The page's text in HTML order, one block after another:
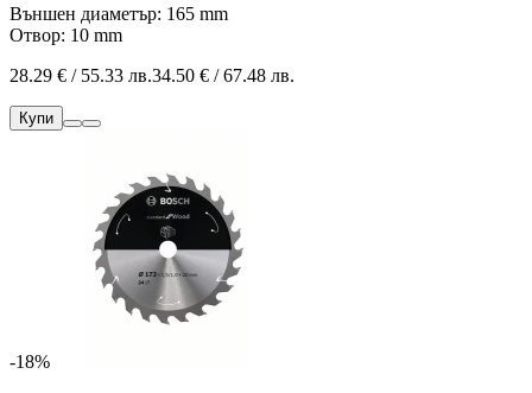
Външен диаметър: 165 mm
Отвор: 10 mm
28.29 € / 55.33 лв.34.50 € / 67.48 лв.
Купи
-18%